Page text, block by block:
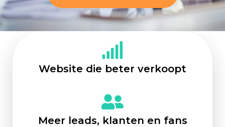
Website die beter verkoopt
Meer leads, klanten en fans